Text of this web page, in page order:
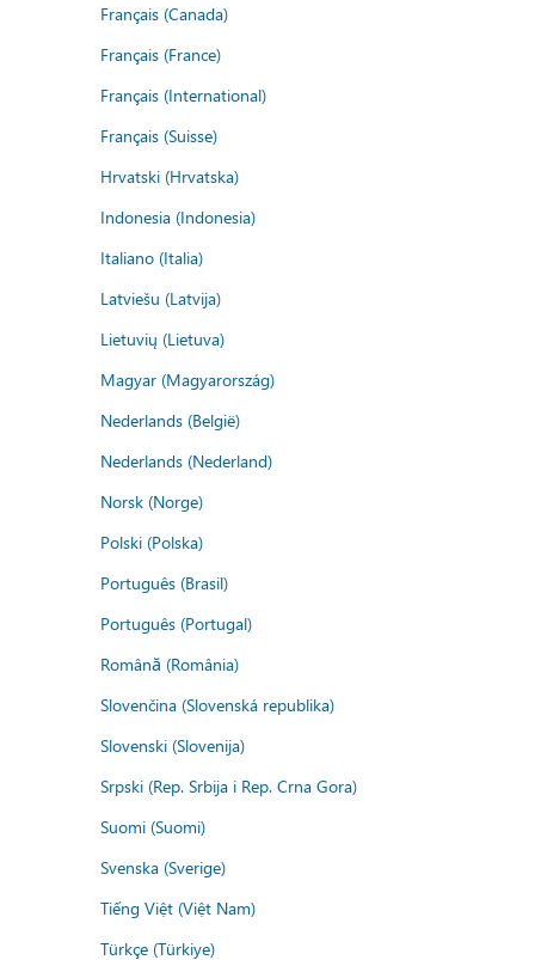
Français (Canada)
Français (France)
Français (International)
Français (Suisse)
Hrvatski (Hrvatska)
Indonesia (Indonesia)
Italiano (Italia)
Latviešu (Latvija)
Lietuvių (Lietuva)
Magyar (Magyarország)
Nederlands (België)
Nederlands (Nederland)
Norsk (Norge)
Polski (Polska)
Português (Brasil)
Português (Portugal)
Română (România)
Slovenčina (Slovenská republika)
Slovenski (Slovenija)
Srpski (Rep. Srbija i Rep. Crna Gora)
Suomi (Suomi)
Svenska (Sverige)
Tiếng Việt (Việt Nam)
Türkçe (Türkiye)